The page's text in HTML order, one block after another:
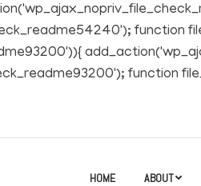
function
function
HOME ABOUT